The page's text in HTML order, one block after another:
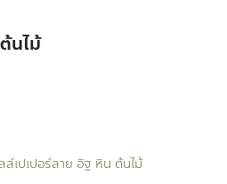
นไม้
ล์เปเปอร์ลาย อิฐ หิน ต้นไม้